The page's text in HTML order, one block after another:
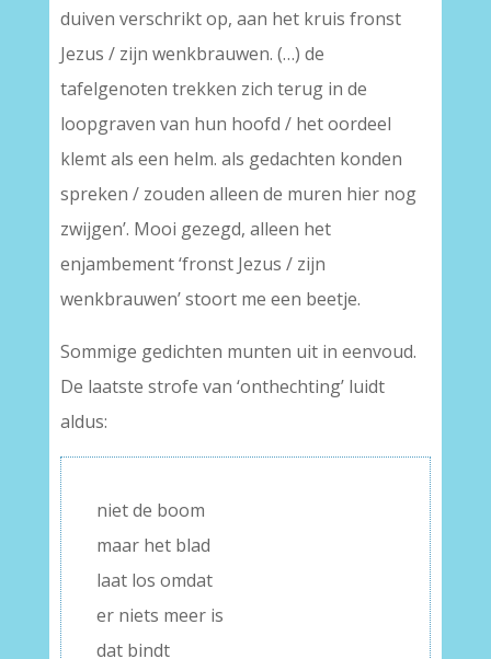
duiven verschrikt op, aan het kruis fronst
Jezus / zijn wenkbrauwen. (…) de
tafelgenoten trekken zich terug in de
loopgraven van hun hoofd / het oordeel
klemt als een helm. als gedachten konden
spreken / zouden alleen de muren hier nog
zwijgen’. Mooi gezegd, alleen het
enjambement ‘fronst Jezus / zijn
wenkbrauwen’ stoort me een beetje.
Sommige gedichten munten uit in eenvoud.
De laatste strofe van ‘onthechting’ luidt
aldus:
niet de boom
maar het blad
laat los omdat
er niets meer is
dat bindt